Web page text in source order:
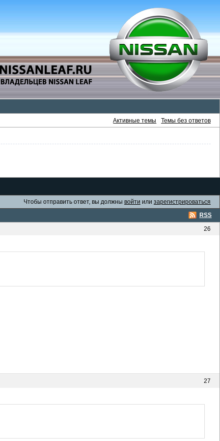
Активные темы Темы без ответов
Чтобы отправить ответ, вы должны войти или зарегистрироваться
RSS
26
27